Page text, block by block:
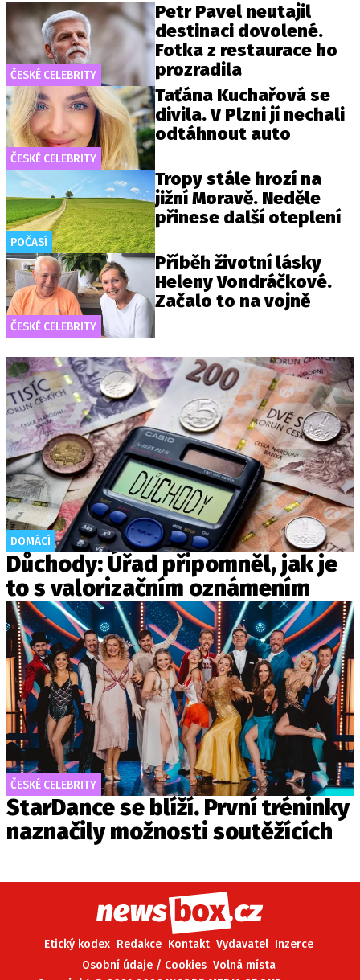
ČESKÉ CELEBRITY
Petr Pavel neutajil
destinaci dovolené.
Fotka z restaurace ho
prozradila
ČESKÉ CELEBRITY
Taťána Kuchařová se
divila. V Plzni jí nechali
odtáhnout auto
POČASÍ
Tropy stále hrozí na
jižní Moravě. Neděle
přinese další oteplení
ČESKÉ CELEBRITY
Příběh životní lásky
Heleny Vondráčkové.
Začalo to na vojně
DOMÁCÍ
Důchody: Úřad připomněl, jak je
to s valorizačním oznámením
ČESKÉ CELEBRITY
StarDance se blíží. První tréninky
naznačily možnosti soutěžících
Etický kodex Redakce Kontakt Vydavatel Inzerce
Osobní údaje / Cookies Volná místa